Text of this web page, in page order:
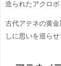
造られたアクロポ
古代アテネの黄
しに思いを巡らせ